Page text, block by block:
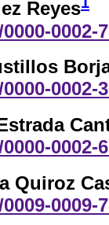
Reyes
0002-
0002-
0002-
Quiroz
0009-